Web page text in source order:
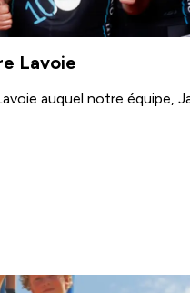
Lavoie
auquel notre équipe,